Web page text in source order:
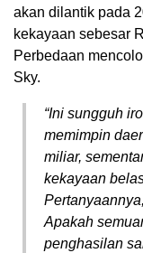
akan dilantik pada
kekayaan sebesar
Perbedaan
Sky.
“Ini sungguh
memimpin
miliar,
kekayaan
Apakah
penghasilan